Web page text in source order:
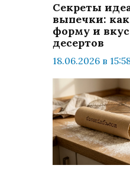
Секреты
выпечки:
форму и
десертов
18.06.2026 в